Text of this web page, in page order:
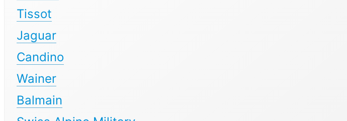
Tissot
Jaguar
Candino
Wainer
Balmain